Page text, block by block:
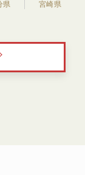
県
宮崎県